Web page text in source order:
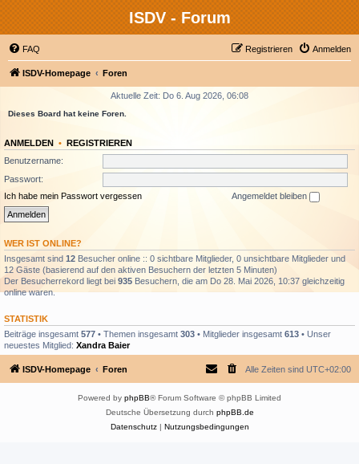
ISDV - Forum
FAQ Anmelden
Registrieren
ISDV-Homepage Foren
Aktuelle Zeit: Do 6. Aug 2026, 06:08
Dieses Board hat keine Foren.
ANMELDEN • REGISTRIEREN
Benutzername:
Passwort:
Ich habe mein Passwort vergessen
Angemeldet bleiben
WER IST ONLINE?
Insgesamt sind 12 Besucher online :: 0 sichtbare Mitglieder, 0 unsichtbare Mitglieder und
12 Gäste (basierend auf den aktiven Besuchern der letzten 5 Minuten)
Der Besucherrekord liegt bei 935 Besuchern, die am Do 28. Mai 2026, 10:37 gleichzeitig
online waren.
STATISTIK
Beiträge insgesamt 577 • Themen insgesamt 303 • Mitglieder insgesamt 613 • Unser
neuestes Mitglied: Xandra Baier
ISDV-Homepage Foren Alle Zeiten sind UTC+02:00
Powered by phpBB® Forum Software © phpBB Limited
Deutsche Übersetzung durch phpBB.de
Datenschutz| Nutzungsbedingungen